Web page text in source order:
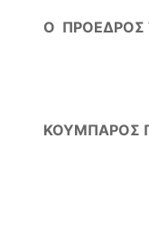
Ο ΠΡΟΕΔΡΟΣ
ΚΟΥΜΠΑΡΟΣ